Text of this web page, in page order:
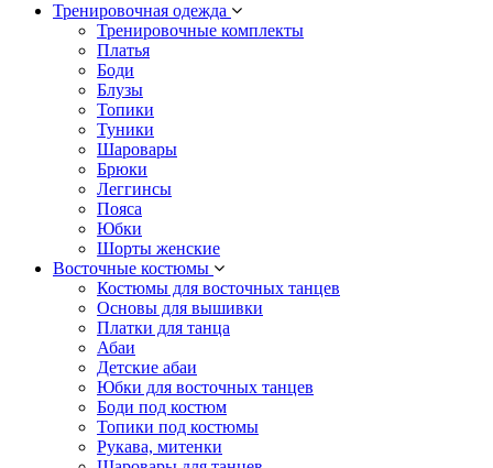
Тренировочная одежда
Тренировочные комплекты
Платья
Боди
Блузы
Топики
Туники
Шаровары
Брюки
Леггинсы
Пояса
Юбки
Шорты женские
Восточные костюмы
Костюмы для восточных танцев
Основы для вышивки
Платки для танца
Абаи
Детские абаи
Юбки для восточных танцев
Боди под костюм
Топики под костюмы
Рукава, митенки